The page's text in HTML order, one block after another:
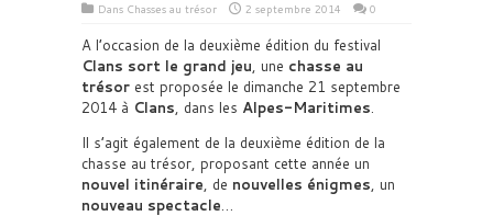
Dans Chasses au trésor 2 septembre 2014 0
A l’occasion de la deuxième édition du festival
Clans sort le grand jeu, une chasse au
trésor est proposée le dimanche 21 septembre
2014 à Clans, dans les Alpes-Maritimes.
Il s’agit également de la deuxième édition de la
chasse au trésor, proposant cette année un
nouvel itinéraire, de nouvelles énigmes, un
nouveau spectacle…